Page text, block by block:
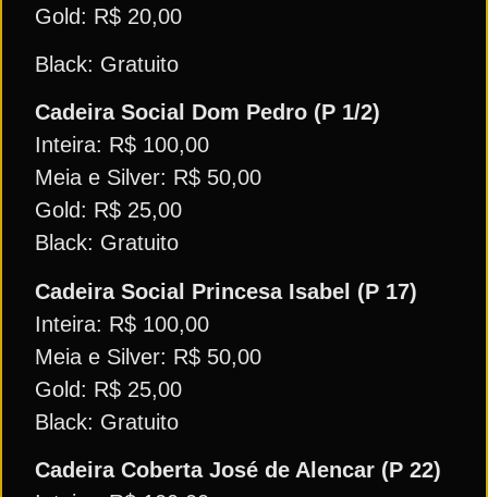
Gold: R$ 20,00
Black: Gratuito
Cadeira Social Dom Pedro (P 1/2)
Inteira: R$ 100,00
Meia e Silver: R$ 50,00
Gold: R$ 25,00
Black: Gratuito
Cadeira Social Princesa Isabel (P 17)
Inteira: R$ 100,00
Meia e Silver: R$ 50,00
Gold: R$ 25,00
Black: Gratuito
Cadeira Coberta José de Alencar (P 22)